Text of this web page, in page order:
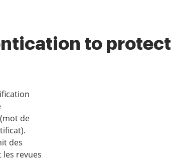
to protect
de
des
revues